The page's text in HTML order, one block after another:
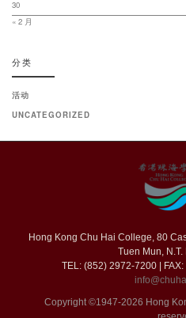
30
« 2 月
分类
活动
UNCATEGORIZED
Hong Kong Chu Hai College, 80
Tuen Mun,
TEL: (852) 2972-7200 |
Copyright ©1947-2026 Hong